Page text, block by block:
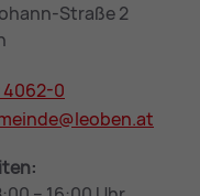
Straße 2
4062-0
leoben.at